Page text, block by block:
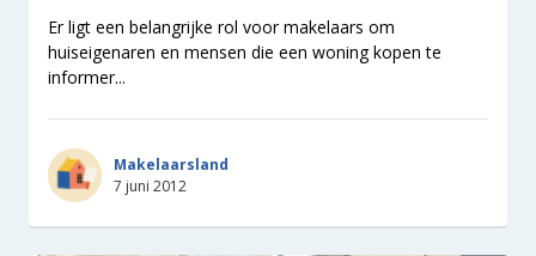
Er ligt een belangrijke rol voor makelaars om
huiseigenaren en mensen die een woning kopen te
informer...
Makelaarsland
7 juni 2012